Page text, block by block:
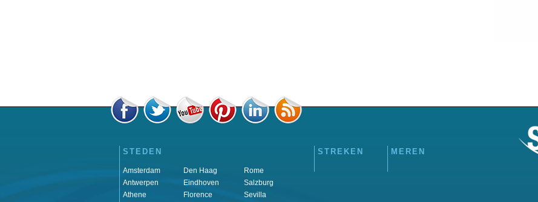
STEDEN
Amsterdam
Antwerpen
Athene
Den Haag
Eindhoven
Florence
Rome
Salzburg
Sevilla
STREKEN MEREN